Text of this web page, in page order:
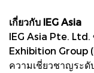
เกี่ยวกับ IEG Asia
IEG Asia Pte.
Exhibition Group
ความเชี่ยวชาญระดั